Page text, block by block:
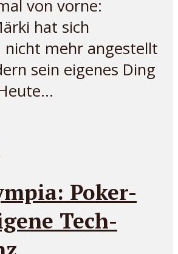
von vorne:
hat sich
nicht mehr angestellt
sein eigenes Ding
Poker-
Tech-